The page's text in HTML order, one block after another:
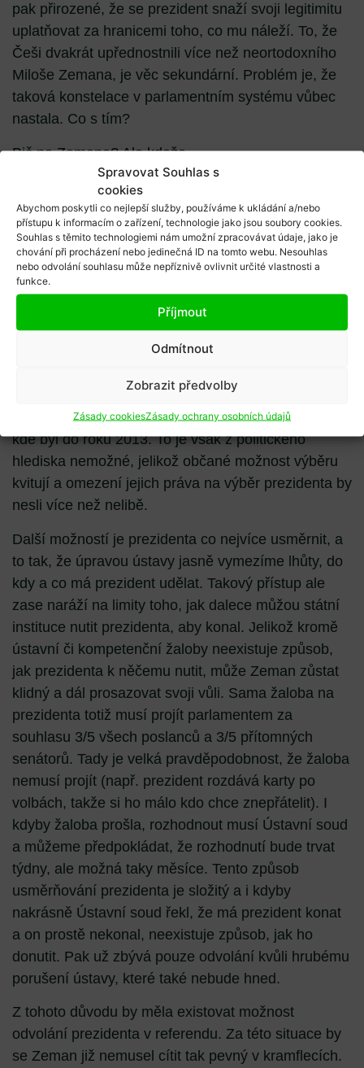
Spravovat Souhlas s
cookies
Abychom poskytli co nejlepší služby, používáme k ukládání a/nebo
přístupu k informacím o zařízení, technologie jako jsou soubory cookies.
Souhlas s těmito technologiemi nám umožní zpracovávat údaje, jako je
chování při procházení nebo jedinečná ID na tomto webu. Nesouhlas
nebo odvolání souhlasu může nepříznivě ovlivnit určité vlastnosti a
funkce.
Příjmout
Odmítnout
Zobrazit předvolby
Zásady cookiesZásady ochrany osobních údajů
pak přirozené, že se prezident snaží svoji legitimitu
uplatňovat za hranicemi toho, co mu náleží. To, že
Češi dvakrát upřednostnili více než neortodoxního
Miloše Zemana, je věc sekundární. Problém je, že
taková konstelace v parlamentním systému vůbec
nastala. Co s tím?
Bič na Zemana? Ale kdeže…
To, že Miloš Zeman chápe Ústavu ČR jen jako
doporučující, jsme se mohli přesvědčit hned v roce
2013, kdy kvůli kauze Nagyová protlačil svůj/
úřednický kabinet, který vládl 203 dní bez důvěry.
Nynější situace, kdy prostě odmítá jmenovat nového
ministra kultury a již odmítl jmenovat Miroslava
Pocheho ministrem zahraničí, je zcela analogická.
Nejlepší a nejsmysluplnější by samozřejmě bylo
ořechové a navrátit se k parlamentnímu výběru,
abychom dnešní vychýlený režim dostali zpět, tam
kde byl do roku 2013. To je však z politického
hlediska nemožné, jelikož občané možnost výběru
kvitují a omezení jejich práva na výběr prezidenta by
nesli více než nelibě.
Další možností je prezidenta co nejvíce usměrnit, a
to tak, že úpravou ústavy jasně vymezíme lhůty, do
kdy a co má prezident udělat. Takový přístup ale
zase naráží na limity toho, jak dalece můžou státní
instituce nutit prezidenta, aby konal. Jelikož kromě
ústavní či kompetenční žaloby neexistuje způsob,
jak prezidenta k něčemu nutit, může Zeman zůstat
klidný a dál prosazovat svoji vůli. Sama žaloba na
prezidenta totiž musí projít parlamentem za
souhlasu 3/5 všech poslanců a 3/5 přítomných
senátorů. Tady je velká pravděpodobnost, že žaloba
nemusí projít (např. prezident rozdává karty po
volbách, takže si ho málo kdo chce znepřátelit). I
kdyby žaloba prošla, rozhodnout musí Ústavní soud
a můžeme předpokládat, že rozhodnutí bude trvat
týdny, ale možná taky měsíce. Tento způsob
usměrňování prezidenta je složitý a i kdyby
nakrásně Ústavní soud řekl, že má prezident konat
a on prostě nekonal, neexistuje způsob, jak ho
donutit. Pak už zbývá pouze odvolání kvůli hrubému
porušení ústavy, které také nebude hned.
Z tohoto důvodu by měla existovat možnost
odvolání prezidenta v referendu. Za této situace by
se Zeman již nemusel cítit tak pevný v kramflecích.